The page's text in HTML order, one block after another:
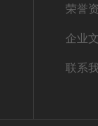
荣誉
企业
联系